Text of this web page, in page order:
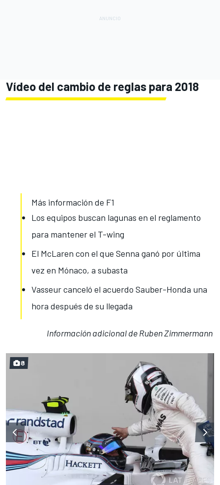
Vídeo del cambio de reglas para 2018
Más información de F1
Los equipos buscan lagunas en el reglamento
para mantener el T-wing
El McLaren con el que Senna ganó por última
vez en Mónaco, a subasta
Vasseur canceló el acuerdo Sauber-Honda una
hora después de su llegada
Información adicional de Ruben Zimmermann
8